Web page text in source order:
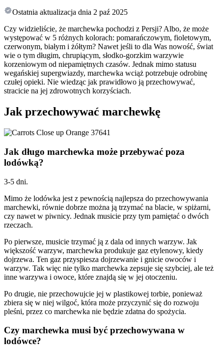
Ostatnia aktualizacja dnia 2 paź 2025
Czy widzieliście, że marchewka pochodzi z Persji? Albo, że może
występować w 5 różnych kolorach: pomarańczowym, fioletowym,
czerwonym, białym i żółtym? Nawet jeśli to dla Was nowość, świat
wie o tym długim, chrupiącym, słodko-gorzkim warzywie
korzeniowym od niepamiętnych czasów. Jednak mimo statusu
wegańskiej supergwiazdy, marchewka wciąż potrzebuje odrobinę
czułej opieki. Nie wiedząc jak prawidłowo ją przechowywać,
stracicie na jej zdrowotnych korzyściach.
Jak przechowywać marchewkę
Jak długo marchewka może przebywać poza
lodówką?
3-5 dni.
Mimo że lodówka jest z pewnością najlepsza do przechowywania
marchewki, równie dobrze można ją trzymać na blacie, w spiżarni,
czy nawet w piwnicy. Jednak musicie przy tym pamiętać o dwóch
rzeczach.
Po pierwsze, musicie trzymać ją z dala od innych warzyw. Jak
większość warzyw, marchewka produkuje gaz etylenowy, kiedy
dojrzewa. Ten gaz przyspiesza dojrzewanie i gnicie owoców i
warzyw. Tak więc nie tylko marchewka zepsuje się szybciej, ale też
inne warzywa i owoce, które znajdą się w jej otoczeniu.
Po drugie, nie przechowujcie jej w plastikowej torbie, ponieważ
zbiera się w niej wilgoć, która może przyczynić się do rozwoju
pleśni, przez co marchewka nie będzie zdatna do spożycia.
Czy marchewka musi być przechowywana w
lodówce?